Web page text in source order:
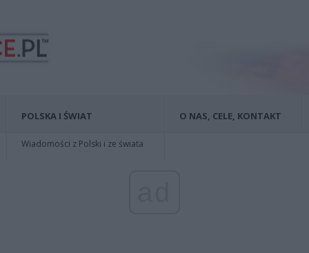
POLSKA I ŚWIAT
Wiadomości z Polski i ze świata
O NAS, CELE, KONTAKT